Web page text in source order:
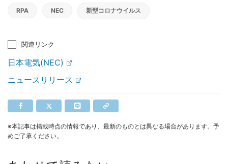
RPA NEC 新型コロナウイルス
関連リンク
日本電気(NEC)
ニュースリリース
※本記事は掲載時点の情報であり、最新のものとは異なる場合があります。予
めご了承ください。